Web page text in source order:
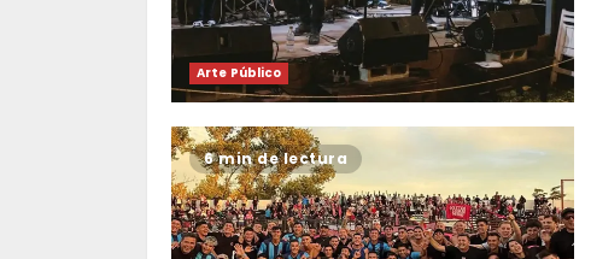
Arte Público
6 min de lectura